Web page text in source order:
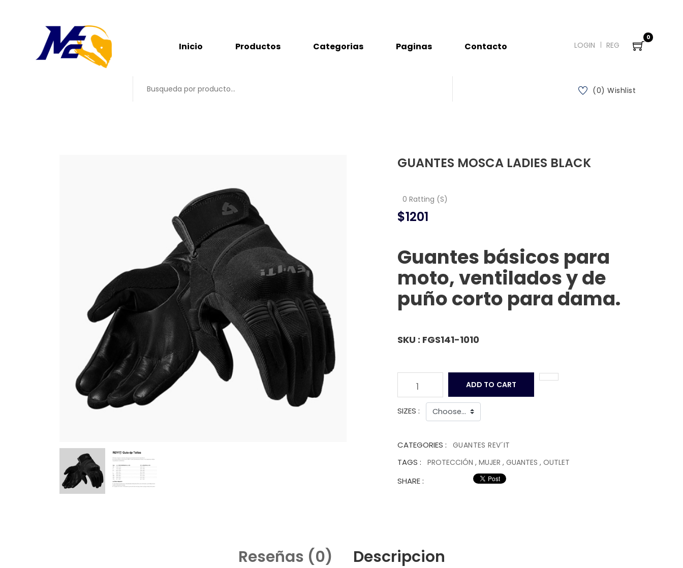
Inicio Productos Categorias Paginas Contacto LOGIN REG
0
(0) Wishlist
GUANTES MOSCA LADIES BLACK
0 Ratting (S)
$1201
Guantes básicos para
moto, ventilados y de
puño corto para dama.
SKU : FGS141-1010
1 ADD TO CART
SIZES :
CATEGORIES : GUANTES REV´IT
TAGS : PROTECCIÓN , MUJER , GUANTES , OUTLET
SHARE :
Reseñas (0) Descripcion